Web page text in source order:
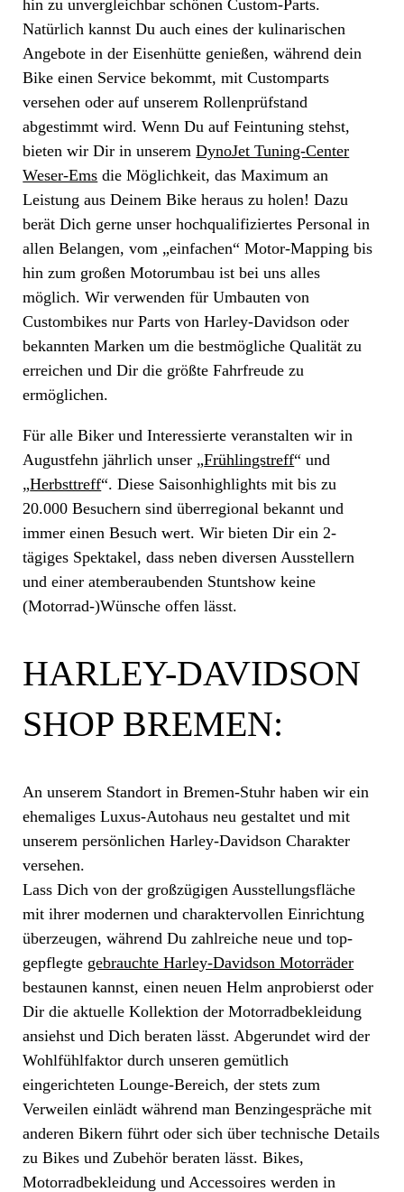
hin zu unvergleichbar schönen Custom-Parts.
Natürlich kannst Du auch eines der kulinarischen
Angebote in der Eisenhütte genießen, während dein
Bike einen Service bekommt, mit Customparts
versehen oder auf unserem Rollenprüfstand
abgestimmt wird. Wenn Du auf Feintuning stehst,
bieten wir Dir in unseremDynoJet Tuning-Center
Weser-Ems die Möglichkeit, das Maximum an
Leistung aus Deinem Bike heraus zu holen! Dazu
berät Dich gerne unser hochqualifiziertes Personal in
allen Belangen, vom „einfachen“ Motor-Mapping bis
hin zum großen Motorumbau ist bei uns alles
möglich. Wir verwenden für Umbauten von
Custombikes nur Parts von Harley-Davidson oder
bekannten Marken um die bestmögliche Qualität zu
erreichen und Dir die größte Fahrfreude zu
ermöglichen.
Für alle Biker und Interessierte veranstalten wir in
Augustfehn jährlich unser „Frühlingstreff“ und
„Herbsttreff“. Diese Saisonhighlights mit bis zu
20.000 Besuchern sind überregional bekannt und
immer einen Besuch wert. Wir bieten Dir ein 2-
tägiges Spektakel, dass neben diversen Ausstellern
und einer atemberaubenden Stuntshow keine
(Motorrad-)Wünsche offen lässt.
HARLEY-DAVIDSON
SHOP BREMEN:
An unserem Standort in Bremen-Stuhr haben wir ein
ehemaliges Luxus-Autohaus neu gestaltet und mit
unserem persönlichen Harley-Davidson Charakter
versehen.
Lass Dich von der großzügigen Ausstellungsfläche
mit ihrer modernen und charaktervollen Einrichtung
überzeugen, während Du zahlreiche neue und top-
gepflegte gebrauchte Harley-Davidson Motorräder
bestaunen kannst, einen neuen Helm anprobierst oder
Dir die aktuelle Kollektion der Motorradbekleidung
ansiehst und Dich beraten lässt. Abgerundet wird der
Wohlfühlfaktor durch unseren gemütlich
eingerichteten Lounge-Bereich, der stets zum
Verweilen einlädt während man Benzingespräche mit
anderen Bikern führt oder sich über technische Details
zu Bikes und Zubehör beraten lässt. Bikes,
Motorradbekleidung und Accessoires werden in